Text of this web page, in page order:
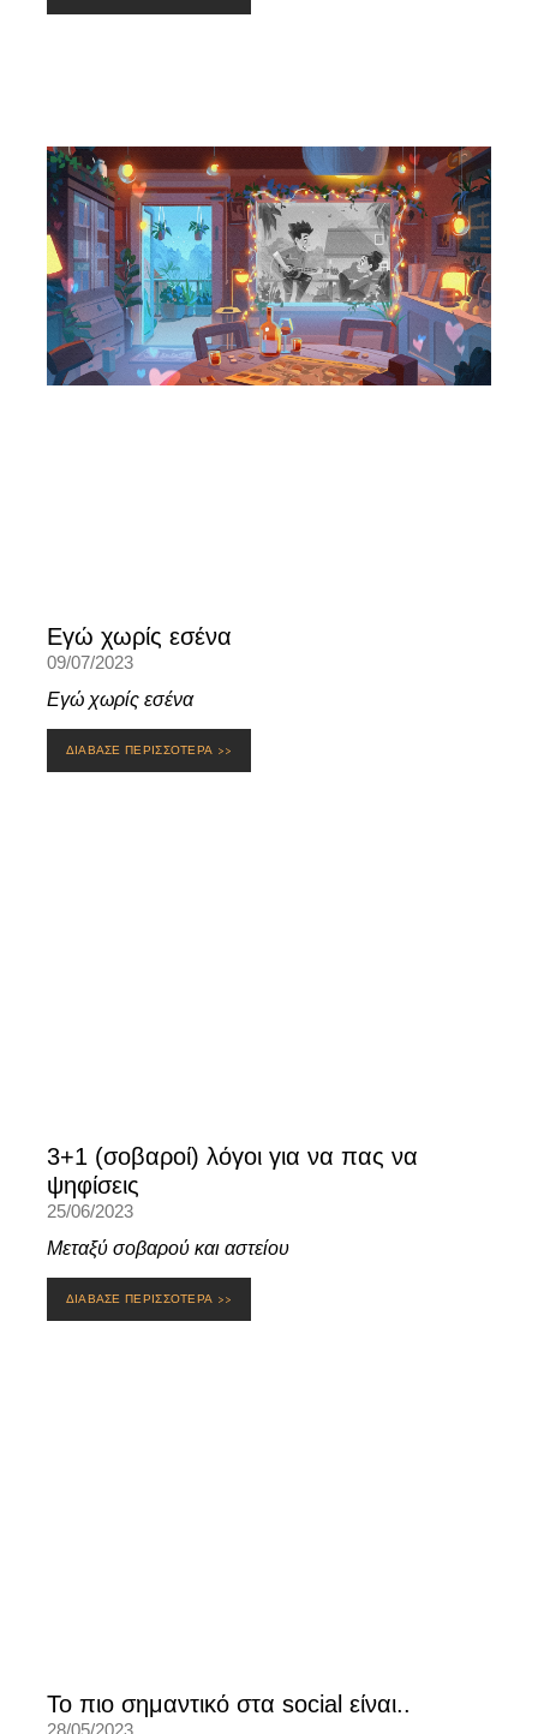
Εγώ χωρίς εσένα
09/07/2023
Εγώ χωρίς εσένα
ΔΙΑΒΑΣΕ ΠΕΡΙΣΣΟΤΕΡΑ >>
3+1 (σοβαροί) λόγοι για να πας να
ψηφίσεις
25/06/2023
Μεταξύ σοβαρού και αστείου
ΔΙΑΒΑΣΕ ΠΕΡΙΣΣΟΤΕΡΑ >>
Το πιο σημαντικό στα social είναι..
28/05/2023